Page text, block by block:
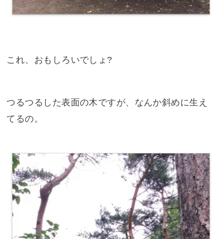
これ、おもしろいでしょ?
つるつるした表面の木ですが、なんか斜めに生え
てるの。